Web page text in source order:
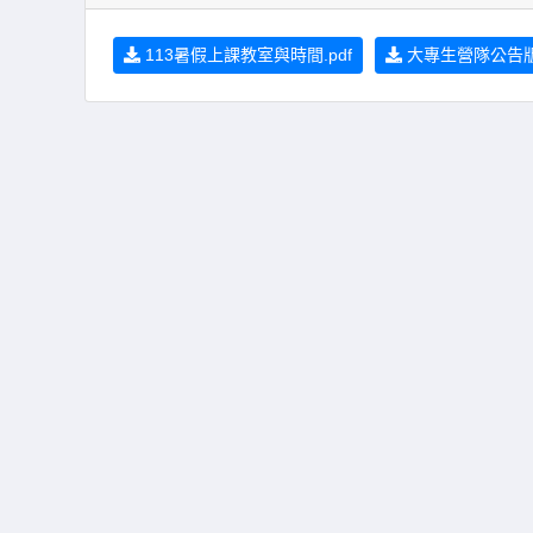
113暑假上課教室與時間.pdf 大專生營隊公告